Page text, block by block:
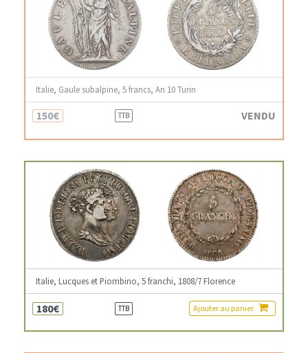
Italie, Gaule subalpine, 5 francs, An 10 Turin
150€ TTB VENDU
Italie, Lucques et Piombino, 5 franchi, 1808/7 Florence
180€ TTB Ajouter au panier